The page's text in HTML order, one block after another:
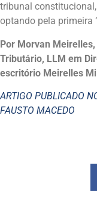
tribunal
optando pela primeira
Por Morvan
Tributário, LLM em
escritório Meirelles
ARTIGO PUBLICADO
FAUSTO MACEDO